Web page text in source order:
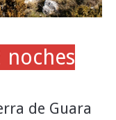
noches
de Guara